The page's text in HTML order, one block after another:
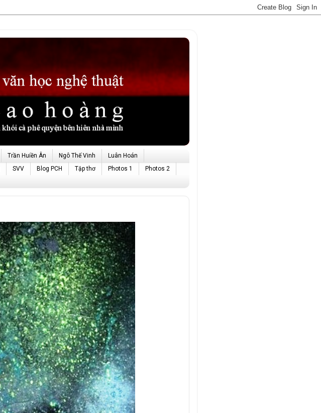
Trần Huiền Ân Ngô Thế Vinh
Luân Hoán
SVV Blog PCH Tập thơ Photos 1
Photos 2